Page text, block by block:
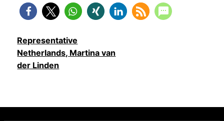
Representative
Netherlands, Martina van
der Linden